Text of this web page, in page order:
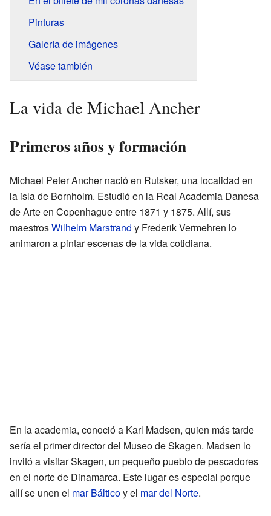
Pinturas
Galería de imágenes
Véase también
La vida de Michael Ancher
Primeros años y formación
Michael Peter Ancher nació en Rutsker, una localidad en
la isla de Bornholm. Estudió en la Real Academia Danesa
de Arte en Copenhague entre 1871 y 1875. Allí, sus
maestrosWilhelm Marstrand y Frederik Vermehren lo
animaron a pintar escenas de la vida cotidiana.
En la academia, conoció a Karl Madsen, quien más tarde
sería el primer director del Museo de Skagen. Madsen lo
invitó a visitar Skagen, un pequeño pueblo de pescadores
en el norte de Dinamarca. Este lugar es especial porque
allí se unen el mar Bálticoy el mar del Norte.